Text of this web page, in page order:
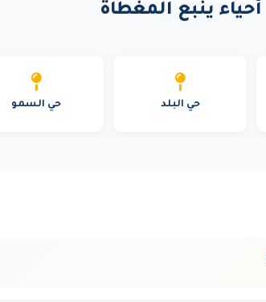
أحياء ينبع المغطاة
حي البلد حي السمو